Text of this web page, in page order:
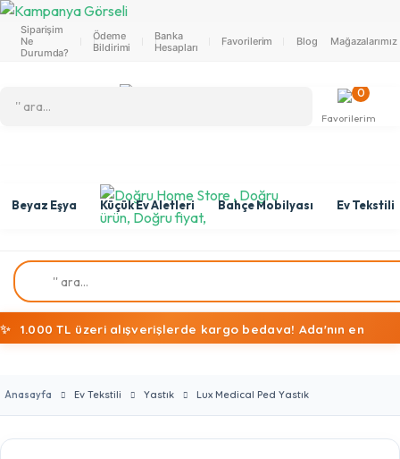
Siparişim
Ne
Durumda?
Ödeme
Bildirimi
Banka
Hesapları
Favorilerim Blog Mağazalarımız
0
Favorilerim
Beyaz Eşya Küçük Ev Aletleri Bahçe Mobilyası Ev Tekstili
✨ 1.000 TL üzeri alışverişlerde kargo bedava! Ada'nın en
Anasayfa Ev Tekstili Yastık Lux Medical Ped Yastık